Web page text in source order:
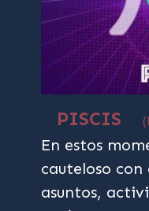
PISCIS
En estos
cauteloso con
asuntos,